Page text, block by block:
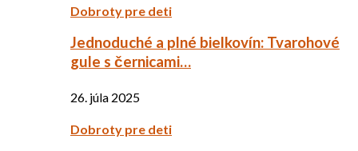
Dobroty pre deti
Jednoduché a plné bielkovín: Tvarohové
gule s černicami…
26. júla 2025
Dobroty pre deti